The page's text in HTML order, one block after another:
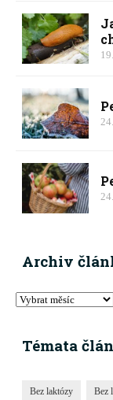
Archiv
Témata
Bez laktózy Bez